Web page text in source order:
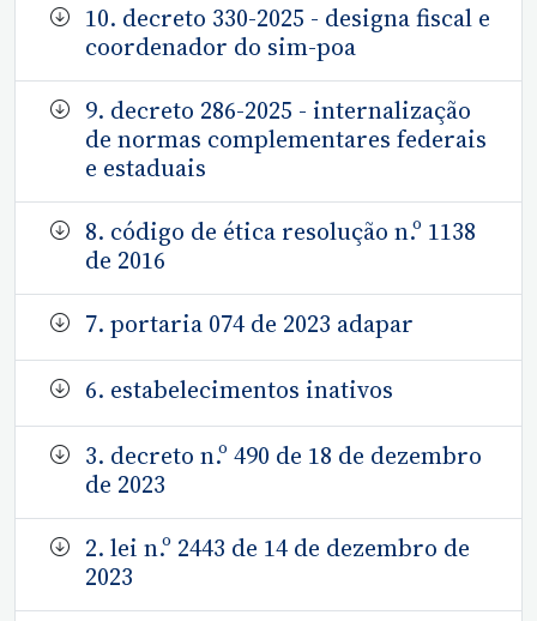
10. decreto 330-2025 - designa fiscal e
coordenador do sim-poa
9. decreto 286-2025 - internalização
de normas complementares federais
e estaduais
8. código de ética resolução n.º 1138
de 2016
7. portaria 074 de 2023 adapar
6. estabelecimentos inativos
3. decreto n.º 490 de 18 de dezembro
de 2023
2. lei n.º 2443 de 14 de dezembro de
2023